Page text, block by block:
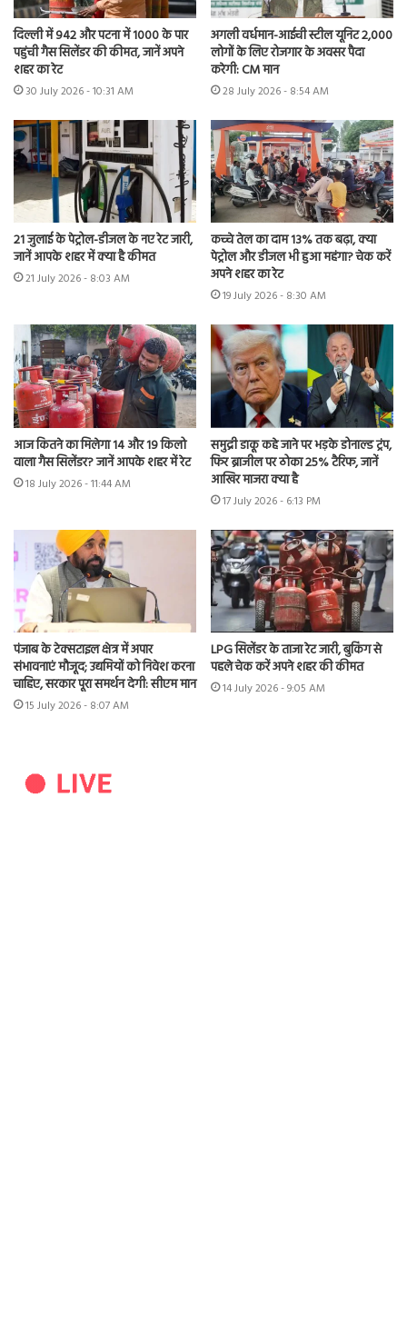
दिल्ली में 942 और पटना में 1000 के पार
पहुंची गैस सिलेंडर की कीमत, जानें अपने
शहर का रेट
30 July 2026 - 10:31 AM
अगली वर्धमान-आईची स्टील यूनिट 2,000
लोगों के लिए रोजगार के अवसर पैदा
करेगी: CM मान
28 July 2026 - 8:54 AM
21 जुलाई के पेट्रोल-डीजल के नए रेट जारी,
जानें आपके शहर में क्या है कीमत
21 July 2026 - 8:03 AM
कच्चे तेल का दाम 13% तक बढ़ा, क्या
पेट्रोल और डीजल भी हुआ महंगा? चेक करें
अपने शहर का रेट
19 July 2026 - 8:30 AM
आज कितने का मिलेगा 14 और 19 किलो
वाला गैस सिलेंडर? जानें आपके शहर में रेट
18 July 2026 - 11:44 AM
समुद्री डाकू कहे जाने पर भड़के डोनाल्ड ट्रंप,
फिर ब्राजील पर ठोका 25% टैरिफ, जानें
आखिर माजरा क्या है
17 July 2026 - 6:13 PM
पंजाब के टेक्सटाइल क्षेत्र में अपार
संभावनाएं मौजूद; उद्यमियों को निवेश करना
चाहिए, सरकार पूरा समर्थन देगी: सीएम मान
15 July 2026 - 8:07 AM
LPG सिलेंडर के ताजा रेट जारी, बुकिंग से
पहले चेक करें अपने शहर की कीमत
14 July 2026 - 9:05 AM